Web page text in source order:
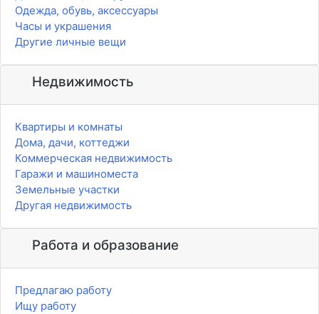
Одежда, обувь, аксессуары
Часы и украшения
Другие личные вещи
Недвижимость
Квартиры и комнаты
Дома, дачи, коттеджи
Коммерческая недвижимость
Гаражи и машиноместа
Земельные участки
Другая недвижимость
Работа и образование
Предлагаю работу
Ищу работу